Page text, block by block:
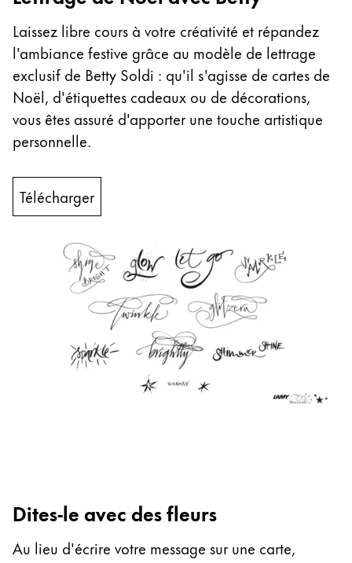
New Zealand
English
Philippines
English
Singapore
English
中文
Thailand
Vietnam
Tiếng Việt
Khmer
Laissez libre cours à votre créativité et répandez
l'ambiance festive grâce au modèle de lettrage
exclusif de Betty Soldi : qu'il s'agisse de cartes de
Noël, d'étiquettes cadeaux ou de décorations,
vous êtes assuré d'apporter une touche artistique
personnelle.
Télécharger
Dites-le avec des fleurs
Au lieu d'écrire votre message sur une carte,